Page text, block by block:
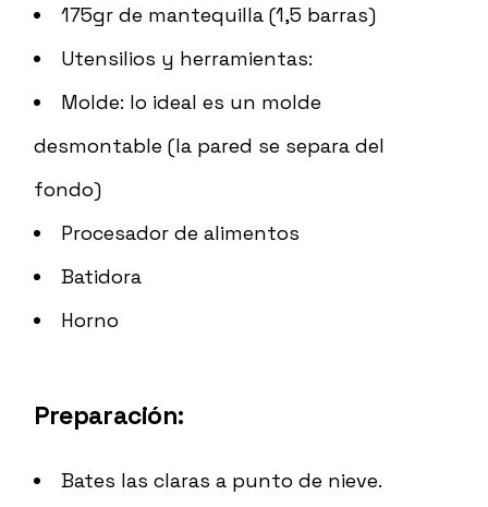
175gr de mantequilla (1,5 barras)
Utensilios y herramientas:
Molde: lo ideal es un molde
desmontable (la pared se separa del
fondo)
Procesador de alimentos
Batidora
Horno
Preparación:
Bates las claras a punto de nieve.